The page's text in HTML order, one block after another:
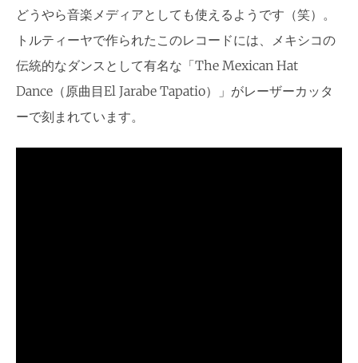
どうやら音楽メディアとしても使えるようです（笑）。
トルティーヤで作られたこのレコードには、メキシコの
伝統的なダンスとして有名な「The Mexican Hat
Dance（原曲目El Jarabe Tapatio）」がレーザーカッタ
ーで刻まれています。